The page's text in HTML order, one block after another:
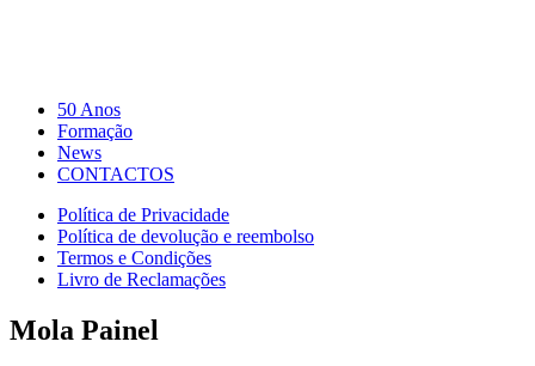
50 Anos
Formação
News
CONTACTOS
Política de Privacidade
Política de devolução e reembolso
Termos e Condições
Livro de Reclamações
Mola Painel